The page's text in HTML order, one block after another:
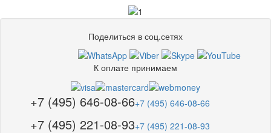
Поделиться в соц.сетях
К оплате принимаем
+7 (495) 646-08-66+7 (495) 646-08-66
+7 (495) 221-08-93+7 (495) 221-08-93